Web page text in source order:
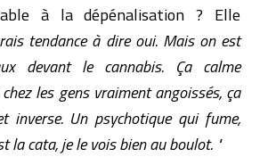
à la dépénalisation ? Elle
tendance à dire oui. Mais on est
devant le cannabis. Ça calme
les gens vraiment angoissés, ça
inverse. Un psychotique qui fume,
la cata, je le vois bien au boulot. "